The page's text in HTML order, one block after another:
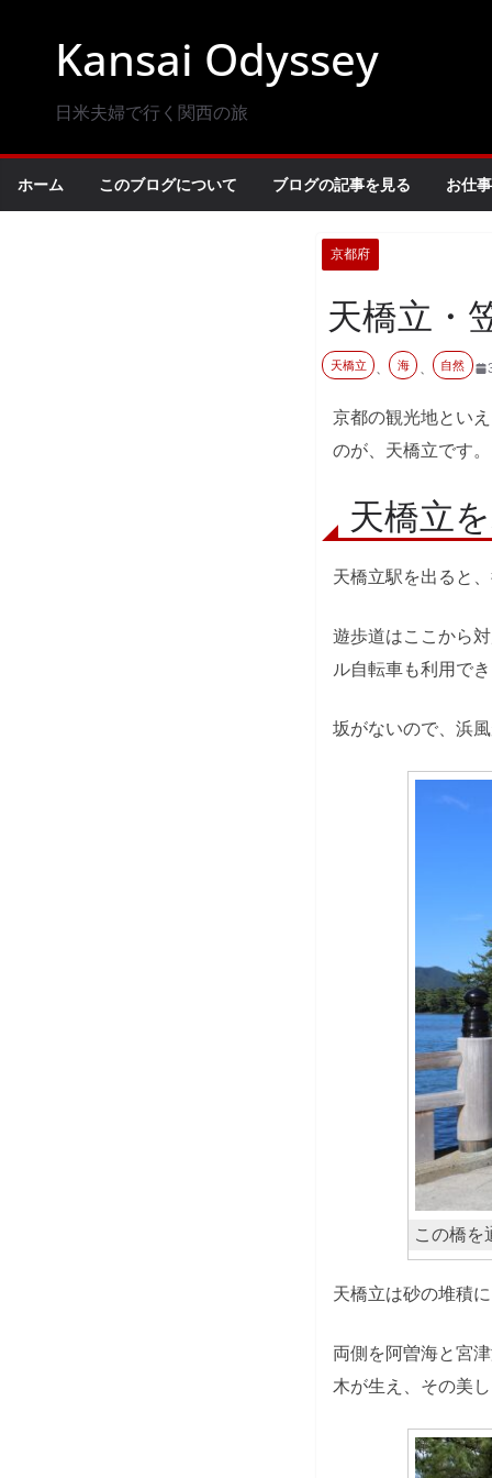
Kansai Odyssey
日米夫婦で行く関西の旅
ホーム このブログについて ブログの記事を見る お仕
京都府
天橋立・
天橋立 、 海 、 自然
京都の観光地とい
のが、天橋立です
天橋立
天橋立駅を出ると
遊歩道はここから
ル自転車も利用で
坂がないので、浜
この橋を
天橋立は砂の堆積
両側を阿曽海と宮
木が生え、その美